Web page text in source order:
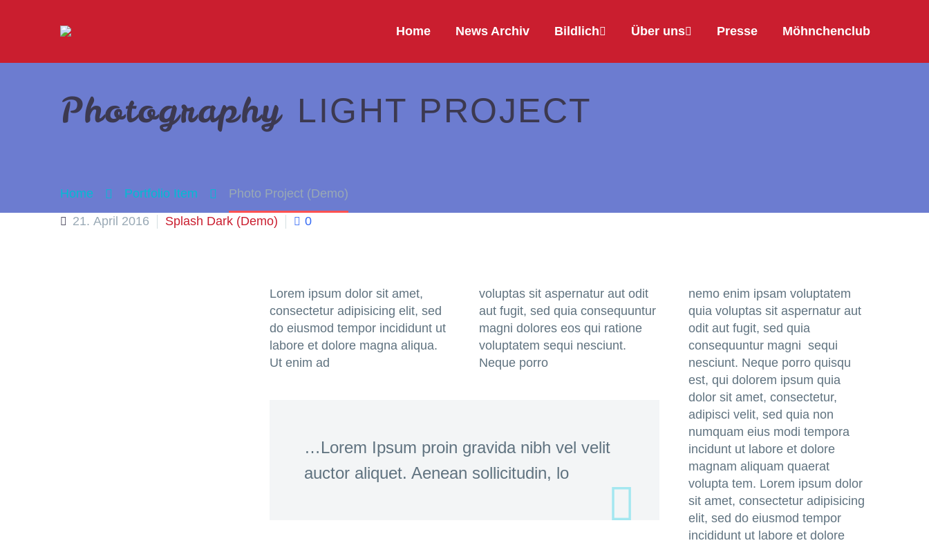
Home News Archiv Bildlich Über uns Presse Möhnchenclub
Photography LIGHT PROJECT
Home Portfolio Item
Photo Project (Demo)
21. April 2016
Splash Dark (Demo) 0
Lorem ipsum dolor sit amet,
consectetur adipisicing elit, sed
do eiusmod tempor incididunt ut
labore et dolore magna aliqua.
Ut enim ad
voluptas sit aspernatur aut odit
aut fugit, sed quia consequuntur
magni dolores eos qui ratione
voluptatem sequi nesciunt.
Neque porro
nemo enim ipsam voluptatem
quia voluptas sit aspernatur aut
odit aut fugit, sed quia
consequuntur magni sequi
nesciunt. Neque porro quisqu
…Lorem Ipsum proin gravida nibh vel velit
auctor aliquet. Aenean sollicitudin, lo
est, qui dolorem ipsum quia
dolor sit amet, consectetur,
adipisci velit, sed quia non
numquam eius modi tempora
incidunt ut labore et dolore
magnam aliquam quaerat
volupta tem. Lorem ipsum dolor
sit amet, consectetur adipisicing
elit, sed do eiusmod tempor
incididunt ut labore et dolore